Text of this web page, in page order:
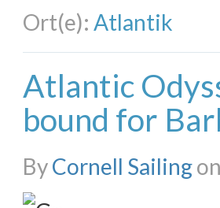
Ort(e): Atlantik
Atlantic
bound for
ByCornell Sailing